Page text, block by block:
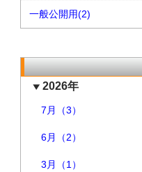
一般公開用(2)
2026年
7月（3）
6月（2）
3月（1）